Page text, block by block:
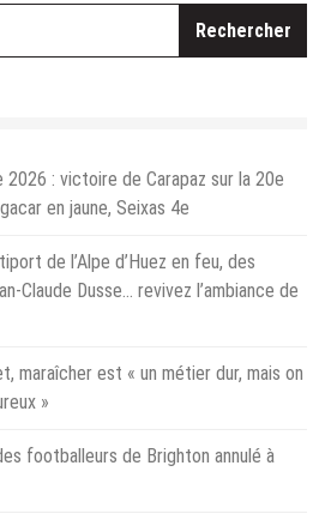
Bains
avant
cirques
avec
le
cirque
réinventé
2026 : victoire de Carapaz sur la 20e
en jaune, Seixas 4e
de l’Alpe d’Huez en feu, des
Claude Dusse… revivez l’ambiance de
maraîcher est « un métier dur, mais on
»
footballeurs de Brighton annulé à